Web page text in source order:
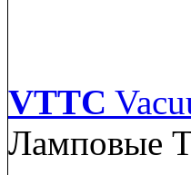
VTTC
Ламповые